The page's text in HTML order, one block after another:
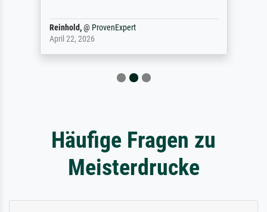
Reinhold,@ ProvenExpert
April 22, 2026
Häufige Fragen zu
Meisterdrucke